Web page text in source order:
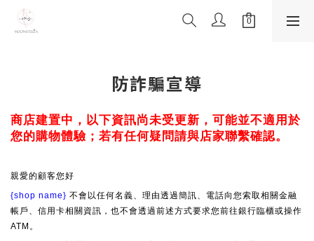
防詐騙宣導
商店建置中，以下資訊尚未受更新，可能並不適用於
您的購物體驗；若有任何疑問請與店家聯繫確認。
親愛的顧客您好
{shop name} 不會以任何名義、理由透過簡訊、電話向您索取相關金融
帳戶、信用卡相關資訊，也不會透過前述方式要求您前往銀行臨櫃或操作
ATM。